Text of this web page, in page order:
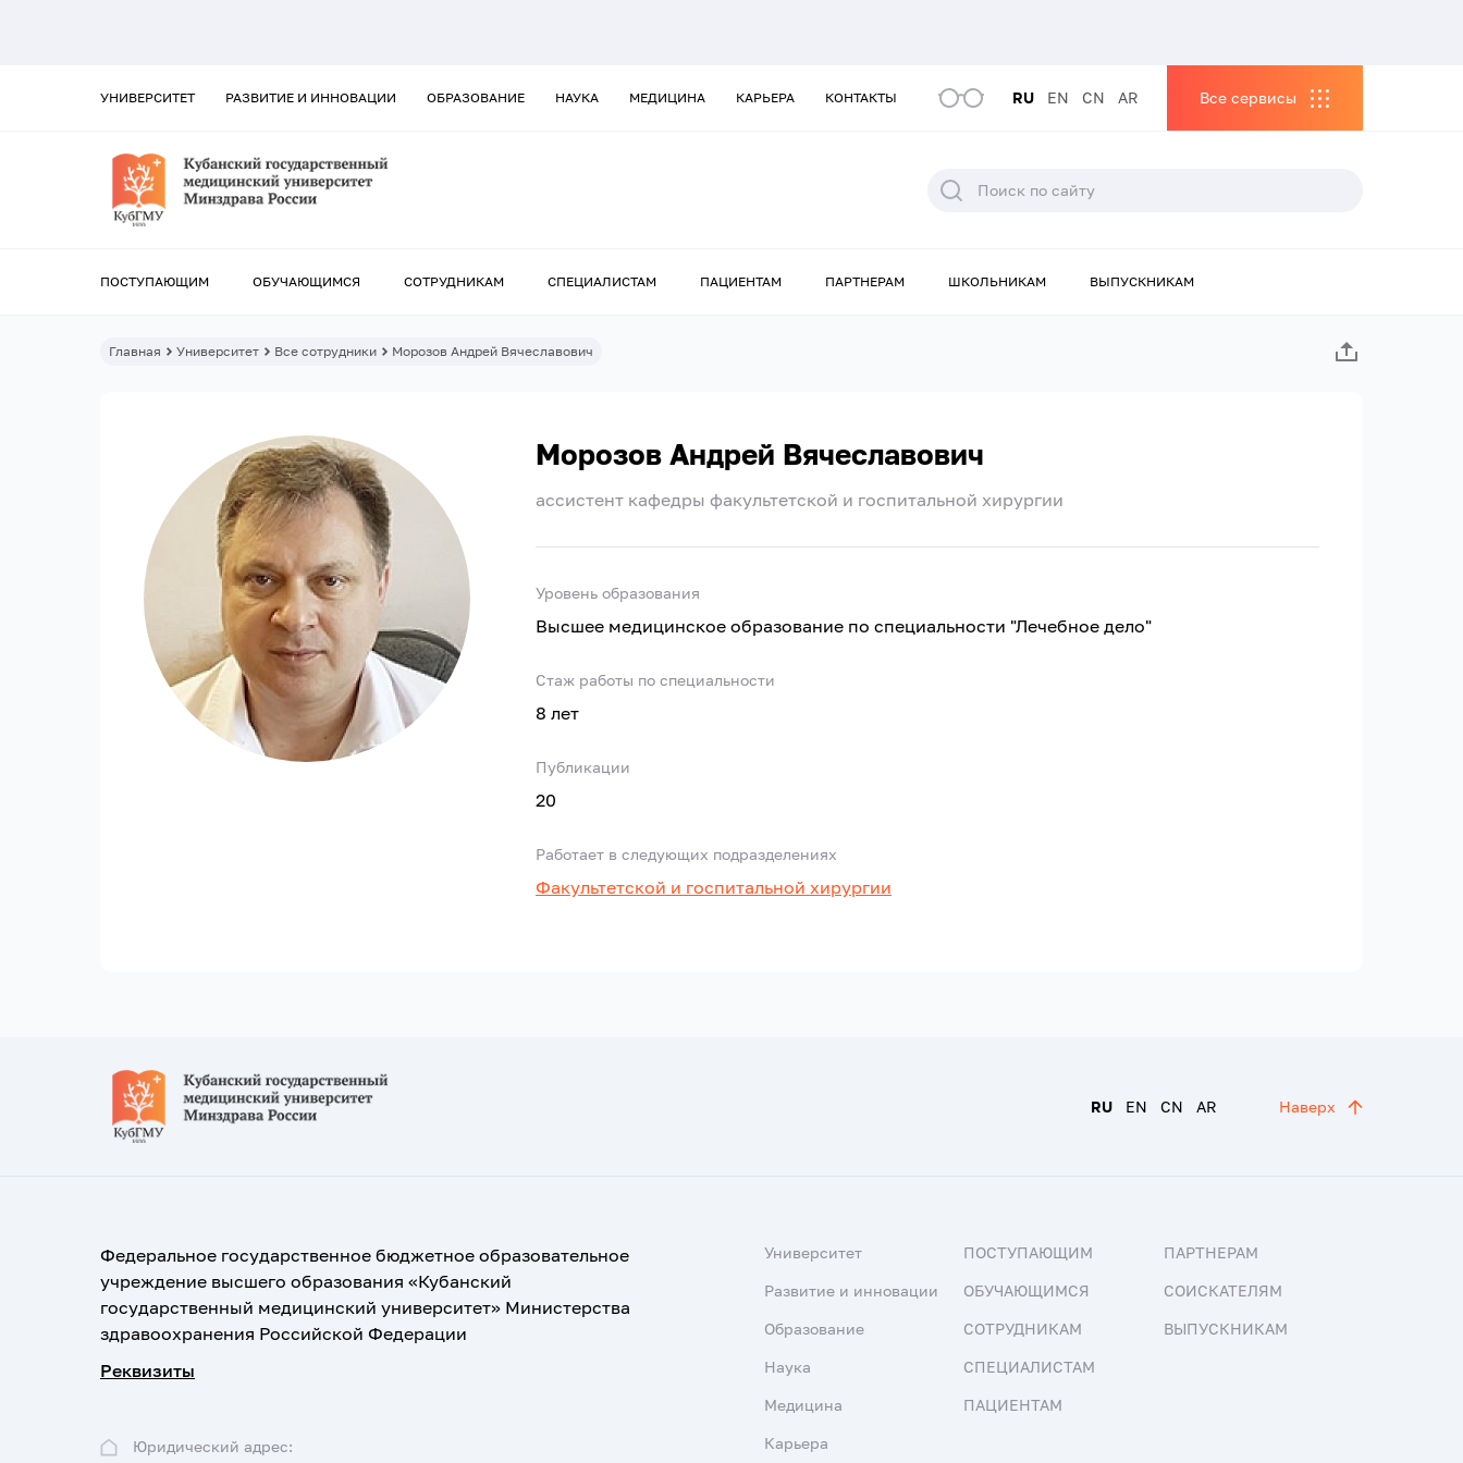
УНИВЕРСИТЕТ РАЗВИТИЕ И ИННОВАЦИИ ОБРАЗОВАНИЕ НАУКА МЕДИЦИНА КАРЬЕРА КОНТАКТЫ RU EN CN AR Все сервисы
ПОСТУПАЮЩИМ ОБУЧАЮЩИМСЯ СОТРУДНИКАМ СПЕЦИАЛИСТАМ ПАЦИЕНТАМ ПАРТНЕРАМ ШКОЛЬНИКАМ ВЫПУСКНИКАМ
Главная Университет Все сотрудники Морозов Андрей Вячеславович
Морозов Андрей Вячеславович
ассистент кафедры факультетской и госпитальной хирургии
Уровень образования
Высшее медицинское образование по специальности "Лечебное дело"
Стаж работы по специальности
8 лет
Публикации
20
Работает в следующих подразделениях
Факультетской и госпитальной хирургии
RU EN CN AR Наверх
Федеральное государственное бюджетное образовательное
учреждение высшего образования «Кубанский
государственный медицинский университет» Министерства
здравоохранения Российской Федерации
Реквизиты
Юридический адрес:
Университет
Развитие и инновации
Образование
Наука
Медицина
Карьера
ПОСТУПАЮЩИМ
ОБУЧАЮЩИМСЯ
СОТРУДНИКАМ
СПЕЦИАЛИСТАМ
ПАЦИЕНТАМ
ПАРТНЕРАМ
СОИСКАТЕЛЯМ
ВЫПУСКНИКАМ